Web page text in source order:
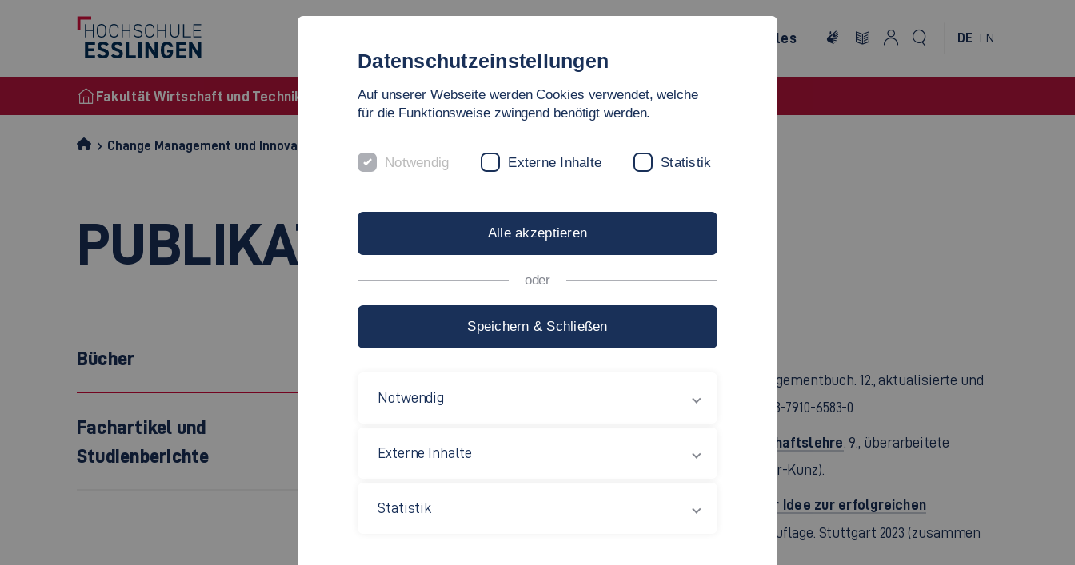
Internationales DE EN
Fakultät Wirtschaft und Technik
Change Management und Innovation (CMI)
PUBLIKATIONEN
Bücher
Fachartikel und
Studienberichte
Ein Lehr- und Managementbuch. 12., aktualisierte und
überarbeitete Auflage. Stuttgart 2026. ISBN 978-3-7910-6583-0
Einführung in die Betriebswirtschaftslehre . 9., überarbeitete
Auflage. Stuttgart 2025 (zusammen mit J. Schäfer-Kunz).
Innovationsmanagement. Von der Idee zur erfolgreichen
. 6., überarbeitete und erweiterte Auflage. Stuttgart 2023 (zusammen
Datenschutzeinstellungen
Auf unserer Webseite werden Cookies verwendet, welche
für die Funktionsweise zwingend benötigt werden.
Notwendig Externe Inhalte Statistik
Alle akzeptieren
oder
Speichern & Schließen
Notwendig
Externe Inhalte
Statistik